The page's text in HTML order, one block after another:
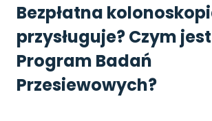
Bezpłatna
przysługuje? Czym
Program Badań
Przesiewowych?